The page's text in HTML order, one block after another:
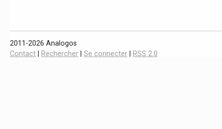
2011-2026 Analogos
Contact
Rechercher Se connecter RSS 2.0